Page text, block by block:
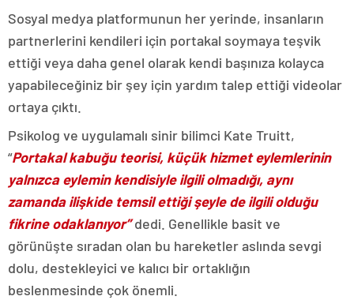
Sosyal medya platformunun her yerinde, insanların
partnerlerini kendileri için portakal soymaya teşvik
ettiği veya daha genel olarak kendi başınıza kolayca
yapabileceğiniz bir şey için yardım talep ettiği videolar
ortaya çıktı.
Psikolog ve uygulamalı sinir bilimci Kate Truitt,
“Portakal kabuğu teorisi, küçük hizmet eylemlerinin
yalnızca eylemin kendisiyle ilgili olmadığı, aynı
zamanda ilişkide temsil ettiği şeyle de ilgili olduğu
fikrine odaklanıyor”dedi. Genellikle basit ve
görünüşte sıradan olan bu hareketler aslında sevgi
dolu, destekleyici ve kalıcı bir ortaklığın
beslenmesinde çok önemli.